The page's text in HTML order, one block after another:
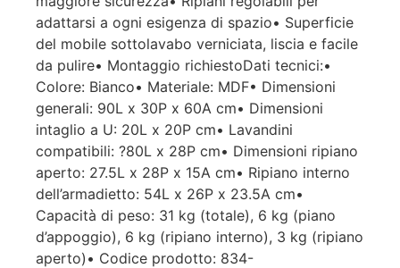
adattarsi a ogni esigenza di spazio• Superficie
del mobile sottolavabo verniciata, liscia e facile
da pulire• Montaggio richiestoDati tecnici:•
Colore: Bianco• Materiale: MDF• Dimensioni
generali: 90L x 30P x 60A cm• Dimensioni
intaglio a U: 20L x 20P cm• Lavandini
compatibili: ?80L x 28P cm• Dimensioni ripiano
aperto: 27.5L x 28P x 15A cm• Ripiano interno
dell’armadietto: 54L x 26P x 23.5A cm•
Capacità di peso: 31 kg (totale), 6 kg (piano
d’appoggio), 6 kg (ripiano interno), 3 kg (ripiano
aperto)• Codice prodotto: 834-